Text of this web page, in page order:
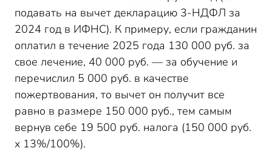
подавать на вычет декларацию 3-НДФЛ за
2024 год в ИФНС). К примеру, если гражданин
оплатил в течение 2025 года 130 000 руб. за
свое лечение, 40 000 руб. — за обучение и
перечислил 5 000 руб. в качестве
пожертвования, то вычет он получит все
равно в размере 150 000 руб., тем самым
вернув себе 19 500 руб. налога (150 000 руб.
х 13%/100%).